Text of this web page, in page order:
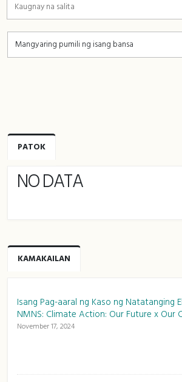
PATOK
NO DATA
KAMAKAILAN
Isang Pag-aaral ng Kaso ng Natatanging
NMNS: Climate Action: Our Future x Our
November 17, 2024